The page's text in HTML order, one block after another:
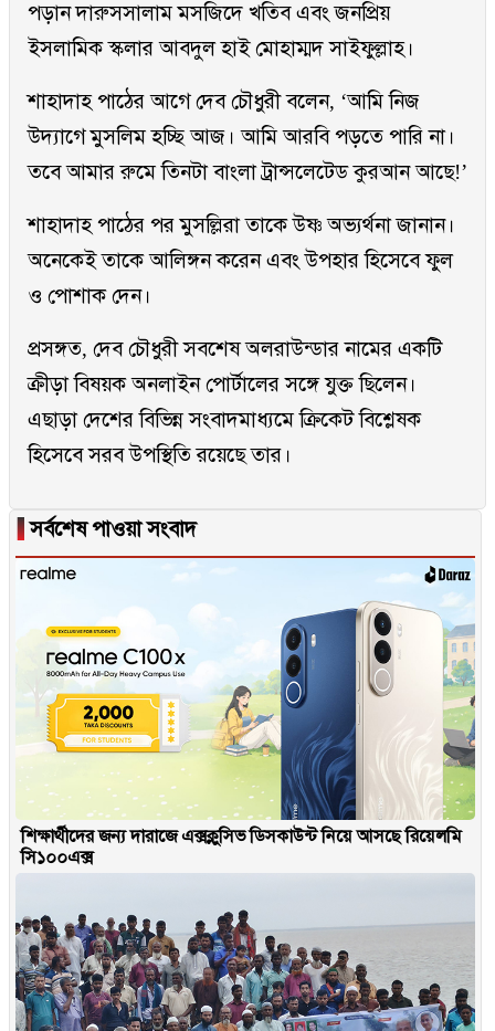
পড়ান দারুসসালাম মসজিদে খতিব এবং জনপ্রিয়
ইসলামিক স্কলার আবদুল হাই মোহাম্মদ সাইফুল্লাহ।
শাহাদাহ পাঠের আগে দেব চৌধুরী বলেন, ‘আমি নিজ
উদ্যাগে মুসলিম হচ্ছি আজ। আমি আরবি পড়তে পারি না।
তবে আমার রুমে তিনটা বাংলা ট্রান্সলেটেড কুরআন আছে!’
শাহাদাহ পাঠের পর মুসল্লিরা তাকে উষ্ণ অভ্যর্থনা জানান।
অনেকেই তাকে আলিঙ্গন করেন এবং উপহার হিসেবে ফুল
ও পোশাক দেন।
প্রসঙ্গত, দেব চৌধুরী সবশেষ অলরাউন্ডার নামের একটি
ক্রীড়া বিষয়ক অনলাইন পোর্টালের সঙ্গে যুক্ত ছিলেন।
এছাড়া দেশের বিভিন্ন সংবাদমাধ্যমে ক্রিকেট বিশ্লেষক
হিসেবে সরব উপস্থিতি রয়েছে তার।
▐সর্বশেষ পাওয়া সংবাদ
শিক্ষার্থীদের জন্য দারাজে এক্সক্লুসিভ ডিসকাউন্ট নিয়ে আসছে রিয়েলমি
সি১০০এক্স